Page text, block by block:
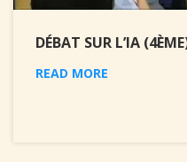
DÉBAT SUR L’IA
READ MORE